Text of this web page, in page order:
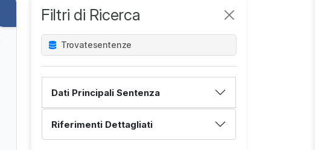
Filtri di Ricerca
Trovatesentenze
Dati Principali Sentenza
Riferimenti Dettagliati